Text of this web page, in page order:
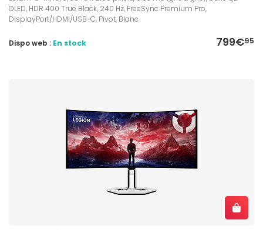
OLED, HDR 400 True Black, 240 Hz, FreeSync Premium Pro,
DisplayPort/HDMI/USB-C, Pivot, Blanc
799€95
Dispo web : En stock